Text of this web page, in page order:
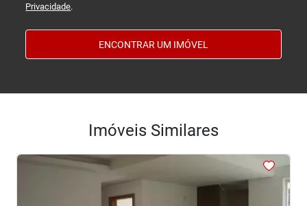
Privacidade.
ENCONTRAR UM IMÓVEL
Imóveis Similares